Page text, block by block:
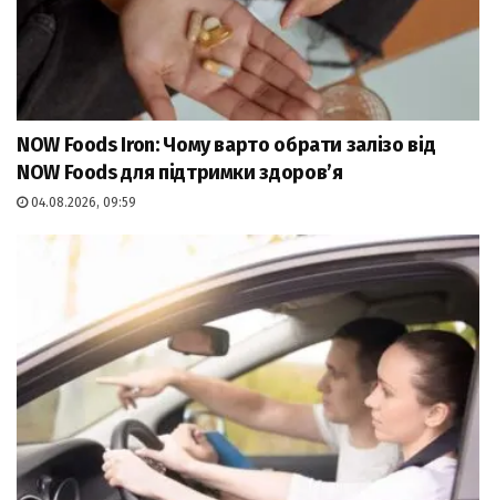
NOW Foods Iron: Чому варто обрати залізо від
NOW Foods для підтримки здоров’я
04.08.2026, 09:59